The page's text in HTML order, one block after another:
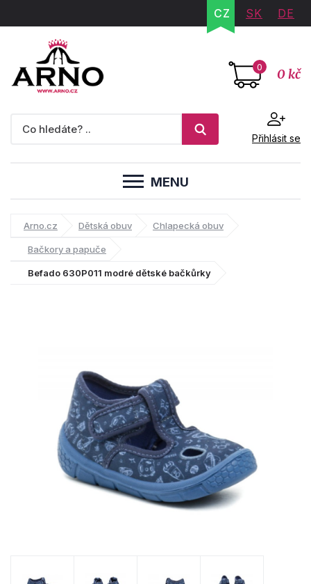
CZ SK DE
0 0 kč
Přihlásit se
MENU
Arno.cz Dětská obuv Chlapecká obuv
Bačkory a papuče
Befado 630P011 modré dětské bačkůrky